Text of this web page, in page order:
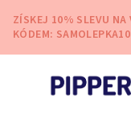
obsah
ZÍSKEJ 10% SLEVU NA
KÓDEM: SAMOLEPKA10